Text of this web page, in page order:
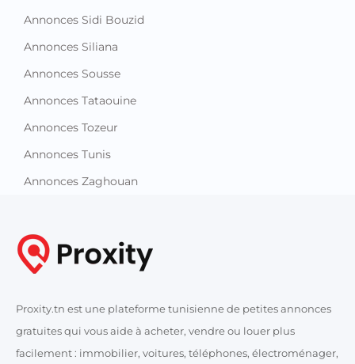
Annonces Sidi Bouzid
Annonces Siliana
Annonces Sousse
Annonces Tataouine
Annonces Tozeur
Annonces Tunis
Annonces Zaghouan
Proxity.tn est une plateforme tunisienne de petites annonces
gratuites qui vous aide à acheter, vendre ou louer plus
facilement : immobilier, voitures, téléphones, électroménager,